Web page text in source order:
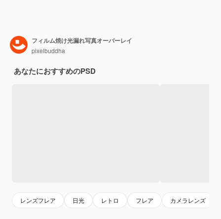
フィルム焼け光漏れ写真オーバーレイ
pixelbuddha
あなたにおすすめのPSD
レンズフレア 日光 レトロ フレア カメラレンズ